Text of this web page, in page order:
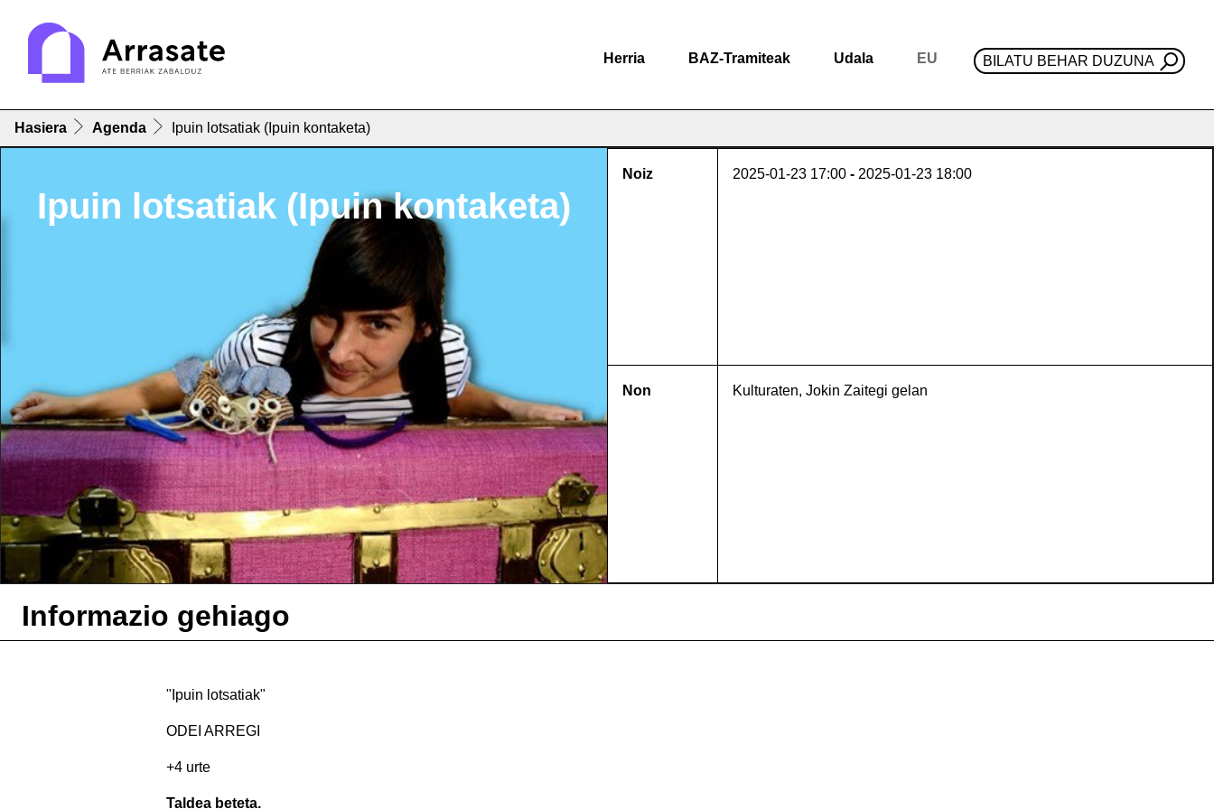
Herria BAZ-Tramiteak Udala EU BILATU BEHAR DUZUNA
Hasiera Agenda Ipuin lotsatiak (Ipuin kontaketa)
Ipuin lotsatiak (Ipuin kontaketa)
Noiz 2025-01-23 17:00 - 2025-01-23 18:00
Non Kulturaten, Jokin Zaitegi gelan
Informazio gehiago
"Ipuin lotsatiak"
ODEI ARREGI
+4 urte
Taldea beteta.